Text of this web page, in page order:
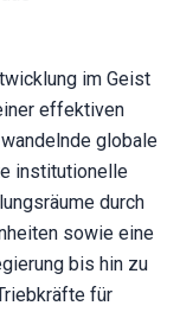
im Geist
effektiven
globale
institutionelle
durch
sowie eine
bis hin zu
für